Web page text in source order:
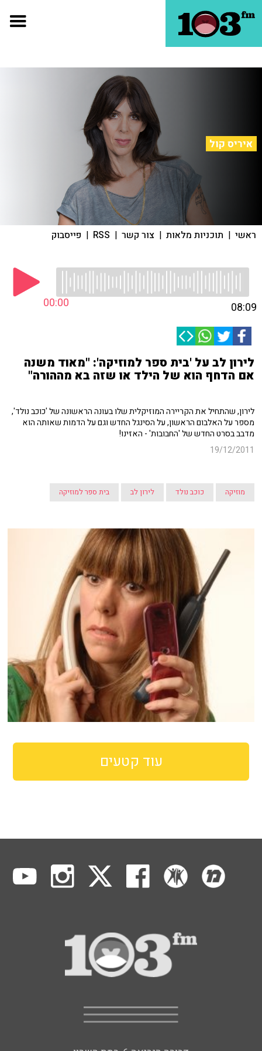
איריס קול
ראשי | תוכניות מלאות | צור קשר |
RSS
| פייסבוק
00:00 08:09
לירון לב על 'בית ספר למוזיקה': "מאוד משנה
אם הדחף הוא של הילד או שזה בא מההורה"
לירון, שהתחיל את הקריירה המוזיקלית שלו בעונה הראשונה של 'כוכב נולד',
מספר על האלבום הראשון, על הסינגל החדש וגם על הדמות שאותה הוא
מדבב בסרט החדש של 'החבובות' - האזינו!
19/12/2011
מוזיקה כוכב נולד לירון לב בית ספר למוזיקה
עוד קטעים